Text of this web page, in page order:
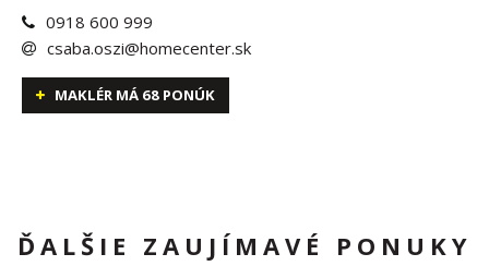
0918 600 999
csaba.oszi@homecenter.sk
MAKLÉR MÁ 68 PONÚK
ĎALŠIE ZAUJÍMAVÉ PONUKY